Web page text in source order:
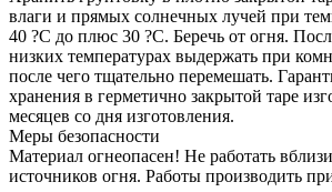
влаги и прямых солнечных лучей при
40 ?С до плюс 30 ?С. Беречь от огня.
низких температурах выдержать при
после чего тщательно перемешать.
хранения в герметично закрытой таре
месяцев со дня изготовления.
Меры безопасности
Материал огнеопасен! Не работать
источников огня. Работы производить